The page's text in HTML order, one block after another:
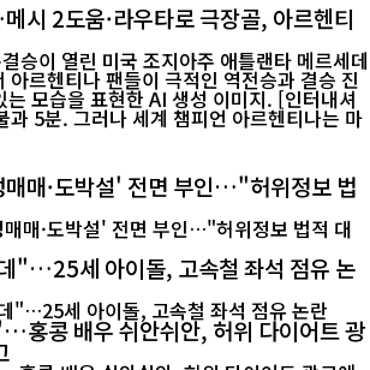
시 2도움·라우타로 극장골, 아르헨티
승이 열린 미국 조지아주 애틀랜타 메르세데
아르헨티나 팬들이 극적인 역전승과 결승 진
습을 표현한 AI 생성 이미지. [인터내셔
과 5분. 그러나 세계 챔피언 아르헨티나는 마
매·도박설' 전면 부인…"허위정보 법
"…25세 아이돌, 고속철 좌석 점유 논
홍콩 배우 쉬안쉬안, 허위 다이어트 광